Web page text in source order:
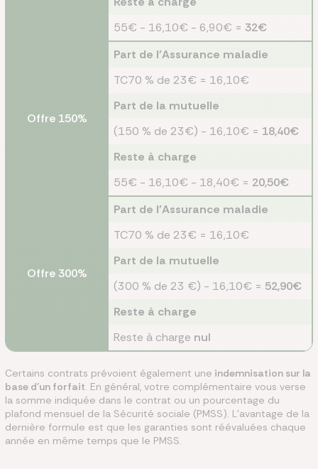
55€ - 16,10€ - 6,90€ = 32€
Offre 150%
Part de l'Assurance maladie
TC70 % de 23€ = 16,10€
Part de la mutuelle
(150 % de 23€) - 16,10€ = 18,40€
Reste à charge
55€ - 16,10€ - 18,40€ = 20,50€
Offre 300%
Part de l'Assurance maladie
TC70 % de 23€ = 16,10€
Part de la mutuelle
(300 % de 23 €) - 16,10€ = 52,90€
Reste à charge
Reste à charge nul
Certains contrats prévoient également une indemnisation sur la
base d'un forfait. En général, votre complémentaire vous verse
la somme indiquée dans le contrat ou un pourcentage du
plafond mensuel de la Sécurité sociale (PMSS). L'avantage de la
dernière formule est que les garanties sont réévaluées chaque
année en même temps que le PMSS.